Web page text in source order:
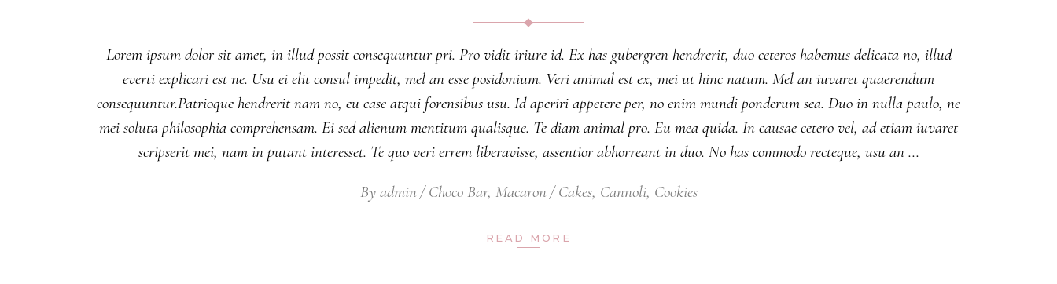
Lorem ipsum dolor sit amet, in illud possit consequuntur pri. Pro vidit iriure id. Ex has gubergren hendrerit, duo ceteros habemus delicata no, illud
everti explicari est ne. Usu ei elit consul impedit, mel an esse posidonium. Veri animal est ex, mei ut hinc natum. Mel an iuvaret quaerendum
consequuntur.Patrioque hendrerit nam no, eu case atqui forensibus usu. Id aperiri appetere per, no enim mundi ponderum sea. Duo in nulla paulo, ne
mei soluta philosophia comprehensam. Ei sed alienum mentitum qualisque. Te diam animal pro. Eu mea quida. In causae cetero vel, ad etiam iuvaret
scripserit mei, nam in putant interesset. Te quo veri errem liberavisse, assentior abhorreant in duo. No has commodo recteque, usu an
By admin Choco Bar, Macaron Cakes, Cannoli, Cookies
READ MORE